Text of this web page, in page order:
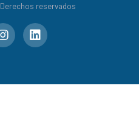
Derechos reservados